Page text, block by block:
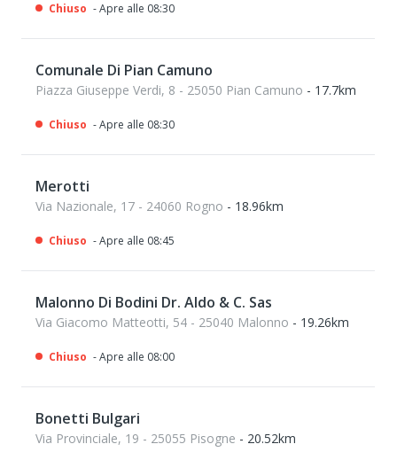
Chiuso - Apre alle 08:30
Comunale Di Pian Camuno
Piazza Giuseppe Verdi, 8 - 25050 Pian Camuno - 17.7km
Chiuso - Apre alle 08:30
Merotti
Via Nazionale, 17 - 24060 Rogno - 18.96km
Chiuso - Apre alle 08:45
Malonno Di Bodini Dr. Aldo & C. Sas
Via Giacomo Matteotti, 54 - 25040 Malonno - 19.26km
Chiuso - Apre alle 08:00
Bonetti Bulgari
Via Provinciale, 19 - 25055 Pisogne - 20.52km